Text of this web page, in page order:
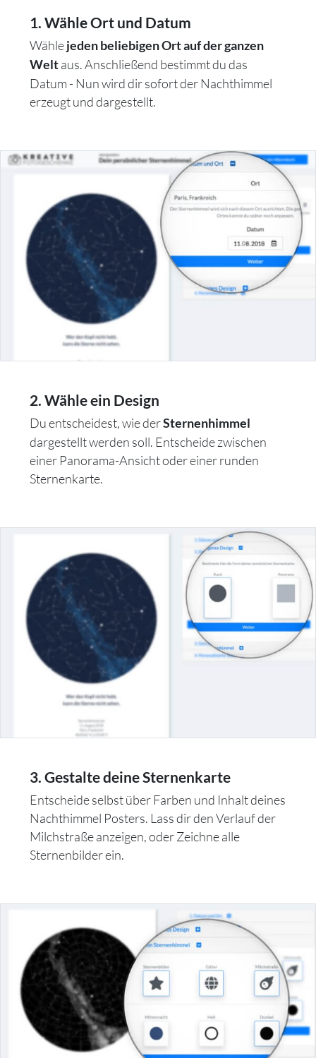
1. Wähle Ort und Datum
Wählejeden beliebigen Ort auf der ganzen
Weltaus. Anschließend bestimmt du das
Datum - Nun wird dir sofort der Nachthimmel
erzeugt und dargestellt.
2. Wähle ein Design
Du entscheidest, wie derSternenhimmel
dargestellt werden soll. Entscheide zwischen
einer Panorama-Ansicht oder einer runden
Sternenkarte.
3. Gestalte deine Sternenkarte
Entscheide selbst über Farben und Inhalt deines
Nachthimmel Posters. Lass dir den Verlauf der
Milchstraße anzeigen, oder Zeichne alle
Sternenbilder ein.